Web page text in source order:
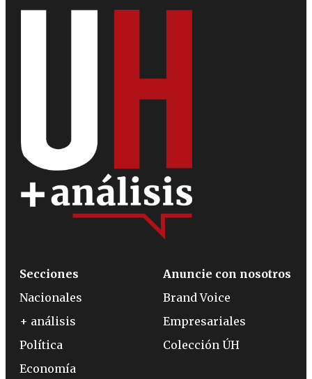
Secciones
Nacionales
+ análisis
Política
Economía
Anuncie con nosotros
Brand Voice
Empresariales
Colección ÚH